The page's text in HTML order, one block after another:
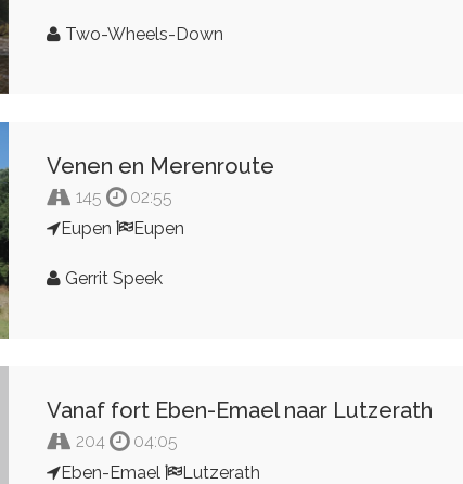
Two-Wheels-Down
Venen en Merenroute
145
02:55
Eupen
Eupen
Gerrit Speek
Vanaf fort Eben-Emael naar Lutzerath
204
04:05
Eben-Emael
Lutzerath